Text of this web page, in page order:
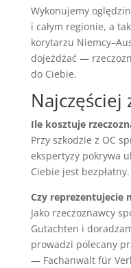
Wykonujemy
i całym regionie, a
korytarzu
dojeżdżać —
do Ciebie.
Najczęściej
Ile kosztuje
Przy szkodzie z OC
ekspertyzy pokrywa
Ciebie jest bezpłatny.
Czy reprezentujecie
Jako rzeczoznawcy
Gutachten i
prowadzi polecany
— Fachanwalt für